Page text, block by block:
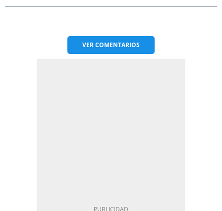
VERCOMENTARIOS